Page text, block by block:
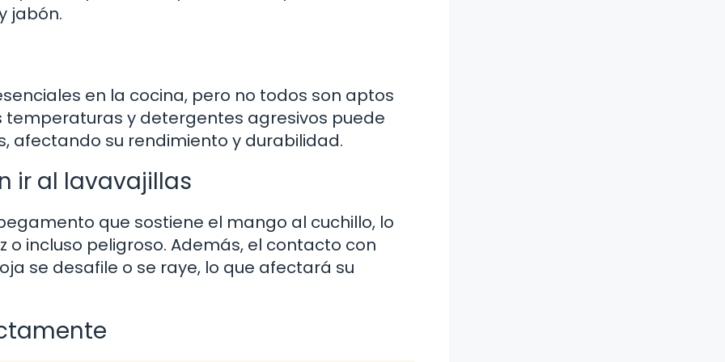
jabón.
en la cocina, pero no todos son aptos
temperaturas y detergentes agresivos puede
afectando su rendimiento y durabilidad.
ir al lavavajillas
que sostiene el mango al cuchillo, lo
o incluso peligroso. Además, el contacto con
se desafile o se raye, lo que afectará su